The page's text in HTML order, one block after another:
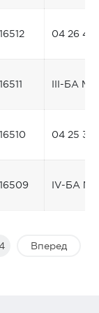
04 26
III-БА №
04 25
IV-БА №
Вперед